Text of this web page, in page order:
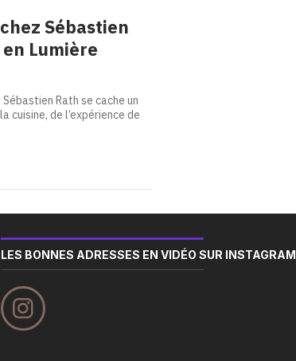
Sébastien
Lumière
Rath se cache un
cuisine, de l’expérience de
LES BONNES ADRESSES EN VIDÉO SUR INSTAGRAM